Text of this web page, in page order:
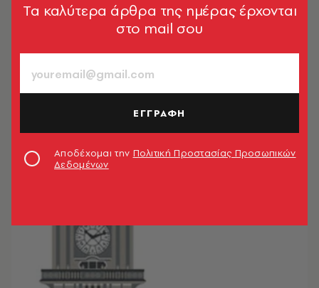
Tα καλύτερα άρθρα της ημέρας έρχονται
στο mail σου
ΕΓΓΡΑΦΗ
Αποδέχομαι την Πολιτική Προστασίας Προσωπικών
Δεδομένων